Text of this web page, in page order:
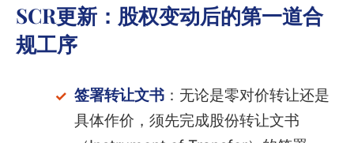
SCR更新：股权变动后的第一道合
规工序
签署转让文书：无论是零对价转让还是
具体作价，须先完成股份转让文书